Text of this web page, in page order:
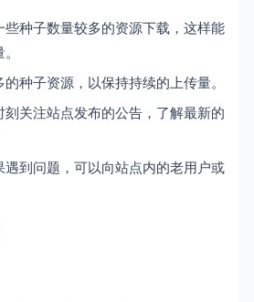
些种子数量较多的资源下载，这样能
的种子资源，以保持持续的上传量。
刻关注站点发布的公告，了解最新的
遇到问题，可以向站点内的老用户或